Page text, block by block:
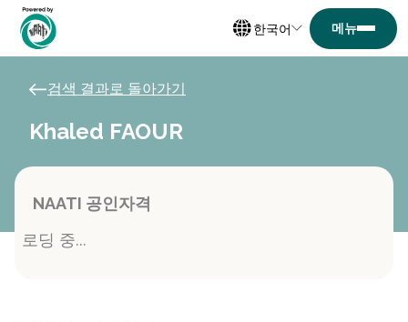
한국어
검색 결과로 돌아가기
Khaled FAOUR
NAATI 공인자격
로딩 중...